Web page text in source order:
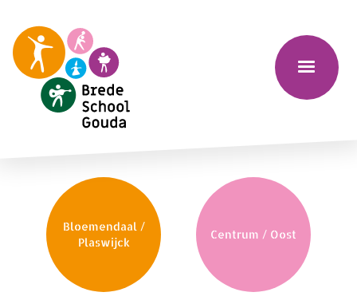
Bloemendaal /
Plaswijck
Centrum / Oost